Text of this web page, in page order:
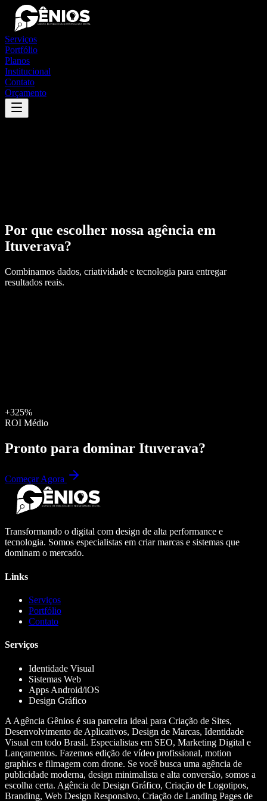
Serviços
Portfólio
Planos
Institucional
Contato
Orçamento
Por que escolher nossa agência em
Ituverava?
Combinamos dados, criatividade e tecnologia para entregar
resultados reais.
+325%
ROI Médio
Pronto para dominar Ituverava?
Começar Agora
Transformando o digital com design de alta performance e
tecnologia. Somos especialistas em criar marcas e sistemas que
dominam o mercado.
Links
Serviços
Portfólio
Contato
Serviços
Identidade Visual
Sistemas Web
Apps Android/iOS
Design Gráfico
A Agência Gênios é sua parceira ideal para Criação de Sites,
Desenvolvimento de Aplicativos, Design de Marcas, Identidade
Visual em todo Brasil. Especialistas em SEO, Marketing Digital e
Lançamentos. Fazemos edição de vídeo profissional, motion
graphics e filmagem com drone. Se você busca uma agência de
publicidade moderna, design minimalista e alta conversão, somos a
escolha certa. Agência de Design Gráfico, Criação de Logotipos,
Branding, Web Design Responsivo, Criação de Landing Pages de